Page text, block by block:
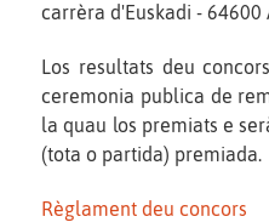
carrèra d'Euskadi - 64600
Los resultats deu
ceremonia publica de
la quau los premiats e
(tota o partida) premiada.
Règlament deu concors